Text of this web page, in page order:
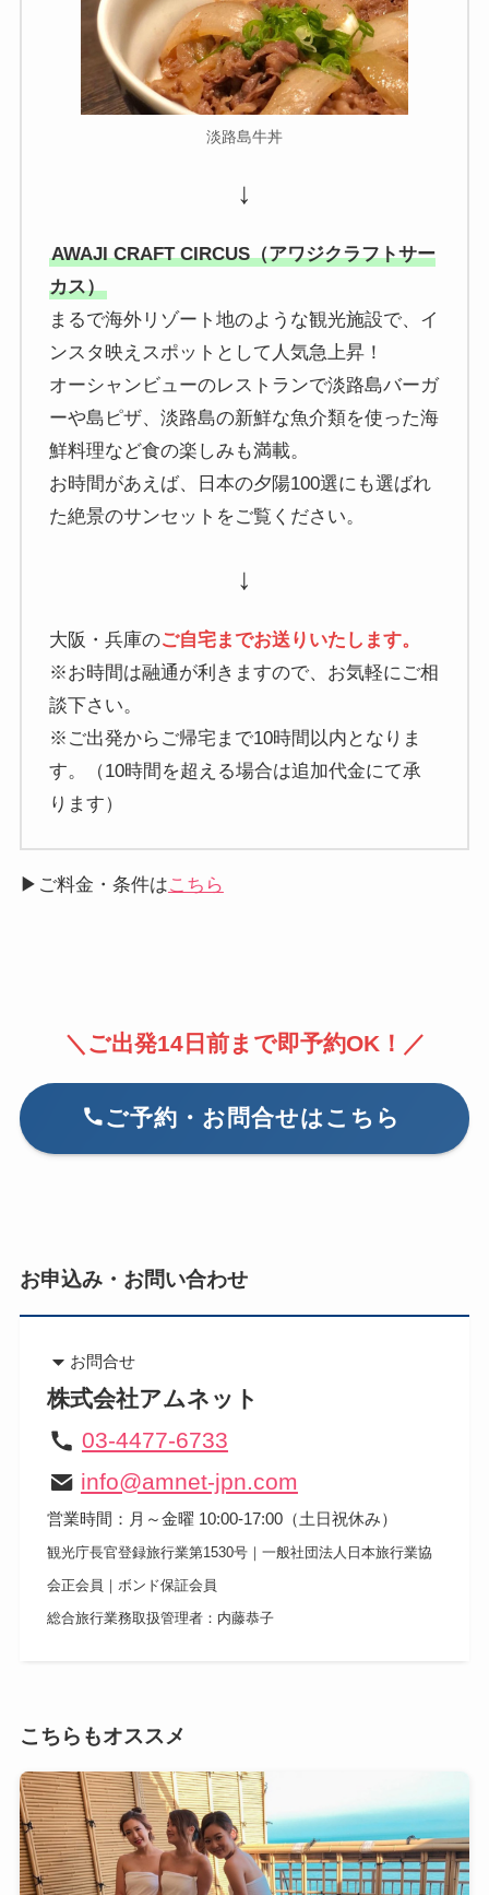
淡路島牛丼
↓
AWAJI CRAFT CIRCUS（アワジクラフトサー
カス）
まるで海外リゾート地のような観光施設で、イ
ンスタ映えスポットとして人気急上昇！
オーシャンビューのレストランで淡路島バーガ
ーや島ピザ、淡路島の新鮮な魚介類を使った海
鮮料理など食の楽しみも満載。
お時間があえば、日本の夕陽100選にも選ばれ
た絶景のサンセットをご覧ください。
↓
大阪・兵庫のご自宅までお送りいたします。
※お時間は融通が利きますので、お気軽にご相
談下さい。
※ご出発からご帰宅まで10時間以内となりま
す。（10時間を超える場合は追加代金にて承
ります）
▶ご料金・条件はこちら
＼ご出発14日前まで即予約OK！／
ご予約・お問合せはこちら
​お申込み・お問い合わせ
お問合せ
株式会社アムネット
03-4477-6733
info@amnet-jpn.com
営業時間：月～金曜 10:00-17:00（土日祝休み）
​観光庁長官登録旅行業第1530号｜一般社団法人日本旅行業協
会正会員｜ボンド保証会員
総合旅行業務取扱管理者：内藤恭子
こちらもオススメ